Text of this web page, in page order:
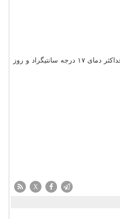
ضیاییان در آخر درباره وضعیت جوی تهران طی دو روز آینده اظهارکرد: آسمان تهران فردا (۲۳ بهمن) نیمه ابری، گاهی همراه با وزش باد و در اواخر وقت کاهش ابربا حداقل دمای ۶ و حداکثر دمای ۱۷ درجه سانتیگراد و روز
X